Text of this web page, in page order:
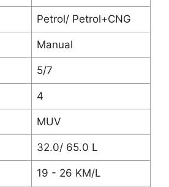
Petrol/ Petrol+CNG
Manual
5/7
4
MUV
32.0/ 65.0 L
19 - 26 KM/L